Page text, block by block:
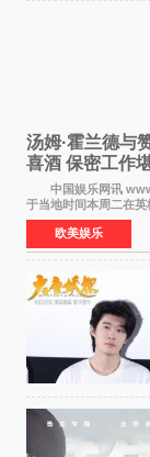
汤姆·霍兰德与
喜酒 保密工作
中国娱乐网讯 www
于当地时间本周二在
顿）举办婚宴，邀请家
欧美娱乐